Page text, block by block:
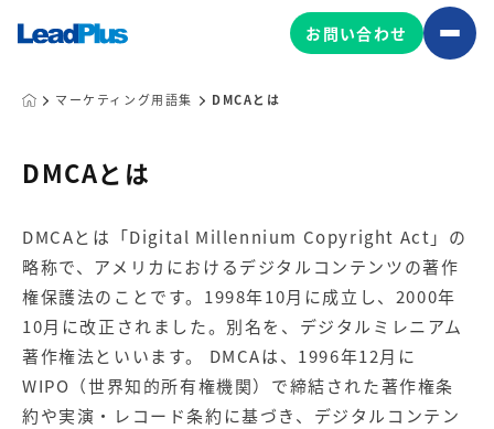
Web制作
マーケティングコンサルティング
コンテンツ制作
マーケティング基盤
マーケティング基盤の製品
Leadplus One MyFolio
サイトアクセス解析ダッシュ
ボード
HubSpot導入・運用
お問い合わせ
マーケティング用語集 DMCAとは
DMCAとは
DMCAとは「Digital Millennium Copyright Act」の
略称で、アメリカにおけるデジタルコンテンツの著作
権保護法のことです。1998年10月に成立し、2000年
10月に改正されました。別名を、デジタルミレニアム
著作権法といいます。 DMCAは、1996年12月に
WIPO（世界知的所有権機関）で締結された著作権条
約や実演・レコード条約に基づき、デジタルコンテン